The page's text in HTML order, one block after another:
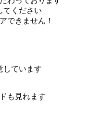
てください
できません！
しています
も見れます